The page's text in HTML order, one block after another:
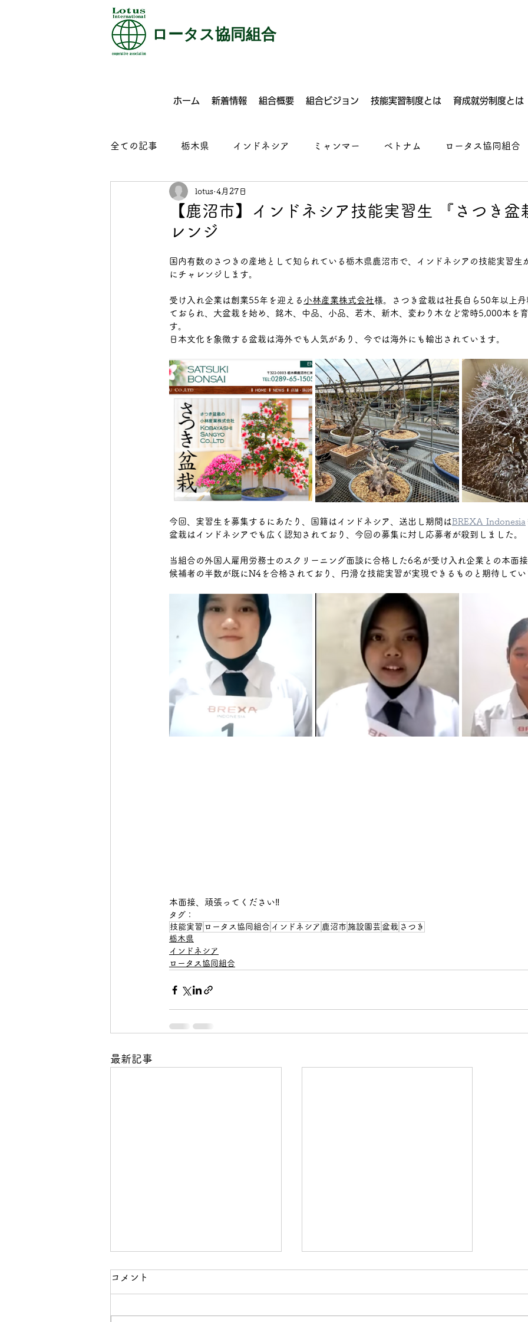
​ロータス協同組合
ホーム 新着情報 組合概要 組合ビジョン 技能実習制度とは 育成就労制度とは
全ての記事 栃木県 インドネシア ミャンマー ベトナム ロータス協同組合
特定技能 介護 外食
コンクリート製品製造
大田原市
【鹿沼市】インドネシア技能実習生 『さつき盆
レンジ
lotus 4月27日
国内有数のさつきの産地として知られている栃木県鹿沼市で、インドネシアの技能実習生
にチャレンジします。
受け入れ企業は 創業55年を迎える 小林産業株式会社様。さつき盆栽は社長自ら50年以上
ておられ、大盆栽を始め、銘木、中品、小品、若木、新木、変わり木など常時5,000本を
す。
日本文化を象徴する盆栽は海外でも人気があり、今では海外にも輸出されています。
今回、実習生を募集するにあたり、国籍はインドネシア、送出し期間はBREXA Indonesia
盆栽はインドネシアでも広く認知されており、今回の募集に対し応募者が殺到しました。
当組合の外国人雇用労務士のスクリーニング面談に合格した6名が受け入れ企業との本面接
候補者の半数が既にN4を合格されており、円滑な技能実習が実現できるものと期待して
本面接、頑張ってください‼
タグ：
技能実習 ロータス協同組合 インドネシア 鹿沼市 施設園芸 盆栽 さつき
栃木県
インドネシア
ロータス協同組合
最新記事
コメント